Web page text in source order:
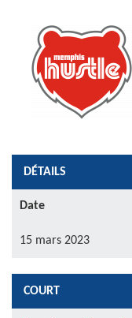
DÉTAILS
Date
15 mars 2023
COURT